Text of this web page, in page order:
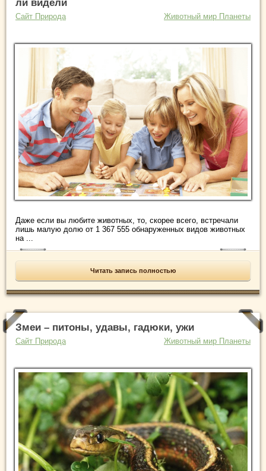
ли видели
Сайт Природа Животный мир Планеты
Даже если вы любите животных, то, скорее всего, встречали
лишь малую долю от 1 367 555 обнаруженных видов животных
на ...
Читать запись полностью
Змеи – питоны, удавы, гадюки, ужи
Сайт Природа Животный мир Планеты